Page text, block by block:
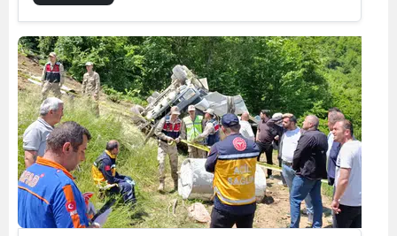
Kilis
Osmaniye
Düzce